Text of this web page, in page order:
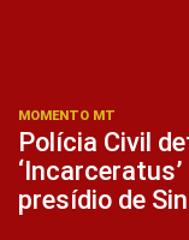
MOMENTO MT
Polícia Civil
presídio de